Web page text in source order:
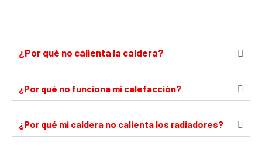
¿Por qué no calienta la caldera?
¿Por qué no funciona mi calefacción?
¿Por qué mi caldera no calienta los radiadores?